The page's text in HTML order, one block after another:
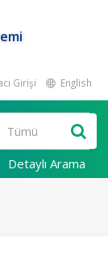
Girişi English
Detaylı Arama